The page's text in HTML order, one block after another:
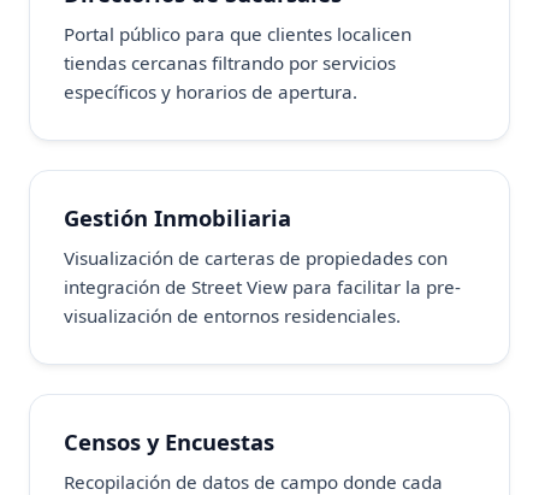
Portal público para que clientes localicen
tiendas cercanas filtrando por servicios
específicos y horarios de apertura.
Gestión Inmobiliaria
Visualización de carteras de propiedades con
integración de Street View para facilitar la pre-
visualización de entornos residenciales.
Censos y Encuestas
Recopilación de datos de campo donde cada